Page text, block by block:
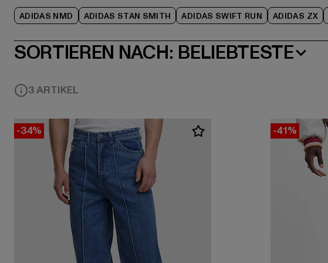
ADIDAS NMD ADIDAS STAN SMITH ADIDAS SWIFT RUN ADIDAS ZX
SORTIEREN NACH: BELIEBTESTE
3 ARTIKEL
-34% -41%